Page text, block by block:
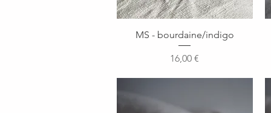
Aperçu rapide
MS - bourdaine/indigo
Prix
16,00 €